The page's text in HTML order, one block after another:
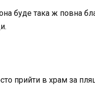
буде така ж повна
прийти в храм за